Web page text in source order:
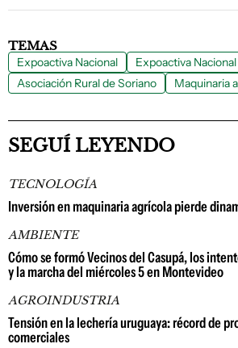
TEMAS
Expoactiva Nacional Expoactiva
Asociación Rural de Soriano
Maquinaria
SEGUÍ LEYENDO
TECNOLOGÍA
Inversión en maquinaria agrícola pierde
AMBIENTE
Cómo se formó Vecinos del Casupá, los
y la marcha del miércoles 5 en Montevideo
AGROINDUSTRIA
Tensión en la lechería uruguaya: récord de
comerciales